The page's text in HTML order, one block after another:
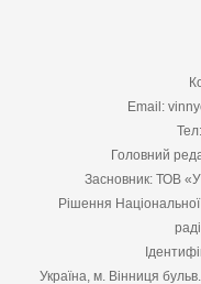
Email:
Головний
Засновник: ТОВ
Рішення
Україна, м. Вінниця